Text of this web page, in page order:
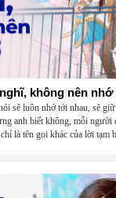
không nên nhớ
sẽ luôn nhớ tới nhau, sẽ
anh biết không, mỗi người
là tên gọi khác của lời tạm